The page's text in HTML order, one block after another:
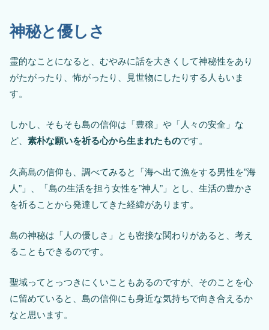
神秘と優しさ
霊的なことになると、むやみに話を大きくして神秘性をあり
がたがったり、怖がったり、見世物にしたりする人もいま
す。
しかし、そもそも島の信仰は「豊穣」や「人々の安全」な
ど、 素朴な願いを祈る心から生まれたものです。
久高島の信仰も、調べてみると「海へ出て漁をする男性を”海
人”」、「島の生活を担う女性を”神人”」とし、生活の豊かさ
を祈ることから発達してきた経緯があります。
島の神秘は「人の優しさ」とも密接な関わりがあると、考え
ることもできるのです。
聖域ってとっつきにくいこともあるのですが、そのことを心
に留めていると、島の信仰にも身近な気持ちで向き合えるか
なと思います。